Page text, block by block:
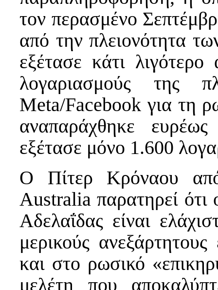
τον περασμένο
από την πλειονότητα
εξέτασε κάτι
λογαριασμούς της
Meta/Facebook για τη
αναπαράχθηκε
εξέτασε μόνο 1.600
Ο Πίτερ Κρόναου
Australia παρατηρεί ότι
Αδελαΐδας είναι
μερικούς ανεξάρτητους
και στο ρωσικό
μελέτη που